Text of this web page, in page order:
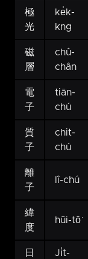
極
光
ke̍k-
kng
磁
層
chû-
chân
電
子
tiān-
chú
質
子
chit-
chú
離
子
lî-chú
緯
度
hūi-tō͘
日
Ji̍t-